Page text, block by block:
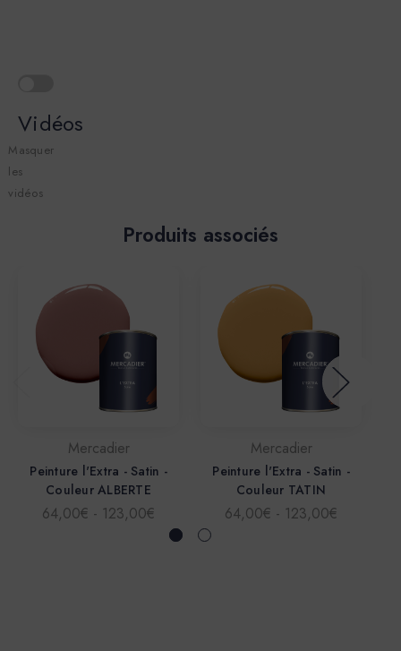
Vidéos
Masquer
les
vidéos
Produits associés
Mercadier
Peinture l'Extra - Satin -
Couleur ALBERTE
64,00€ - 123,00€
Mercadier
Peinture l'Extra - Satin -
Couleur TATIN
64,00€ - 123,00€